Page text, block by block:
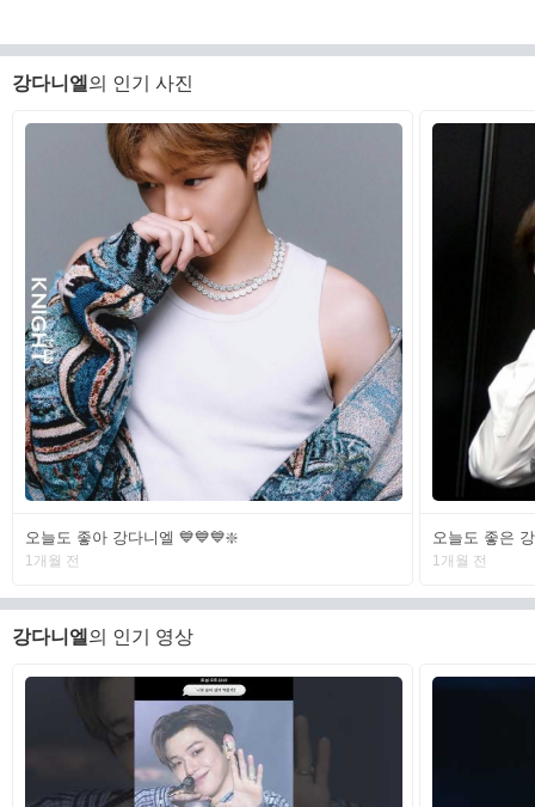
강다니엘 의 인기 사진
오늘도 좋아 강다니엘 💙💙💙❇️
1개월 전
오늘도 좋은
1개월 전
강다니엘 의 인기 영상